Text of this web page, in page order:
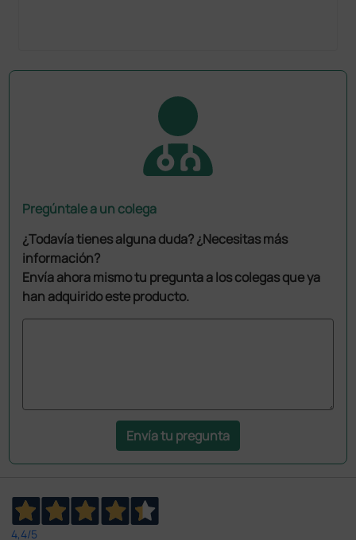
Pregúntale a un colega
¿Todavía tienes alguna duda? ¿Necesitas más
información?
Envía ahora mismo tu pregunta a los colegas que ya
han adquirido este producto.
Envía tu pregunta
4,4/5